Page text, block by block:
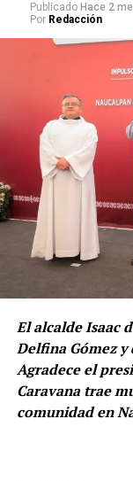
Publicado Hace 2
Por Redacción
El alcalde Isaac
Delfina Gómez y
Agradece el
Caravana trae
comunidad en